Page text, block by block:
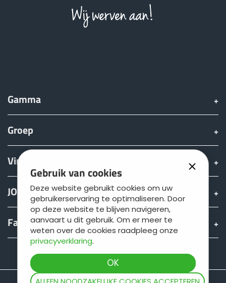
Gebruik van cookies
Deze website gebruikt cookies om uw
gebruikerservaring te optimaliseren. Door
op deze website te blijven navigeren,
aanvaart u dit gebruik. Om er meer te
weten over de cookies raadpleeg onze
privacyverklaring.
Gamma
Groep
Vinden & Kopen
JOSKIN wereld
Fan shop